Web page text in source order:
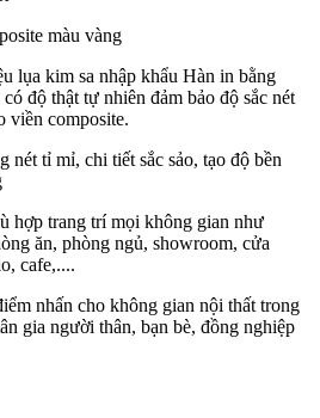
màu vàng
lụa kim sa nhập khẩu Hàn in bằng
độ thật tự nhiên đảm bảo độ sắc nét
viền composite.
nét tỉ mỉ, chi tiết sắc sảo, tạo độ bền
hợp trang trí mọi không gian như
ăn, phòng ngủ, showroom, cửa
cafe,....
nhấn cho không gian nội thất trong
gia người thân, bạn bè, đồng nghiệp